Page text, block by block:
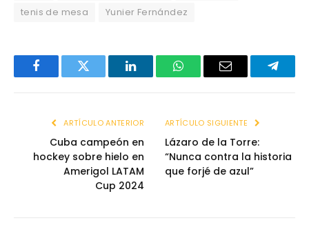
tenis de mesa Yunier Fernández
FacebookTwitter LinkedInWhatsAppEmail
ARTÍCULO ANTERIOR
Cuba campeón en
hockey sobre hielo en
Amerigol LATAM
Cup 2024
ARTÍCULO SIGUIENTE
Lázaro de la Torre:
“Nunca contra la historia
que forjé de azul”